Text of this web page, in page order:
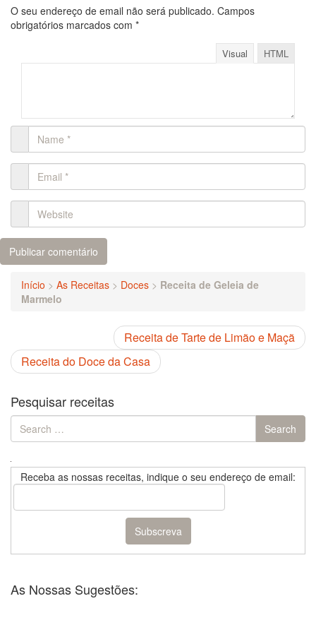
O seu endereço de email não será publicado. Campos
obrigatórios marcados com *
Visual HTML
Início > As Receitas > Doces > Receita de Geleia de
Marmelo
Receita de Tarte de Limão e Maçã
Receita do Doce da Casa
Pesquisar receitas
Search
for:
Search
Receba as nossas receitas, indique o seu endereço de email:
As Nossas Sugestões: